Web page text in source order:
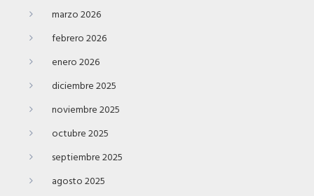
marzo 2026
febrero 2026
enero 2026
diciembre 2025
noviembre 2025
octubre 2025
septiembre 2025
agosto 2025